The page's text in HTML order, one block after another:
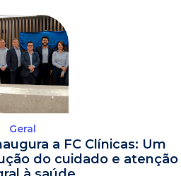
Geral
a FC Clínicas: Um
do cuidado e atenção